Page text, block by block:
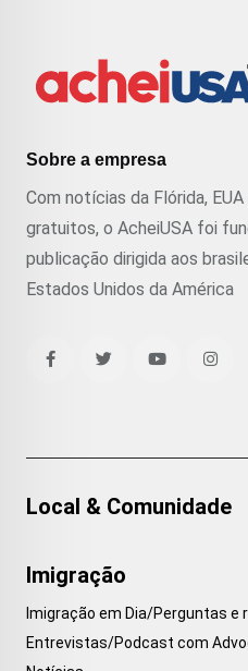
Sobre a empresa
Com notícias da Flórida,
gratuitos, o AcheiUSA foi
publicação dirigida aos
Estados Unidos da América
Local & Comunidade
Imigração
Imigração em Dia/Perguntas e
Entrevistas/Podcast com